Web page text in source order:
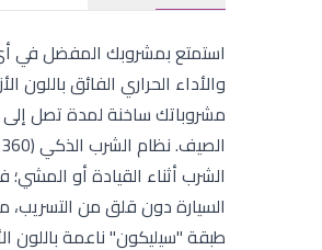
والأداء الحراري الفائق